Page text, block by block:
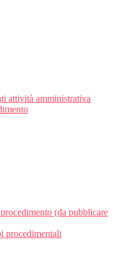
attività amministrativa
(da pubblicare
procedimentali